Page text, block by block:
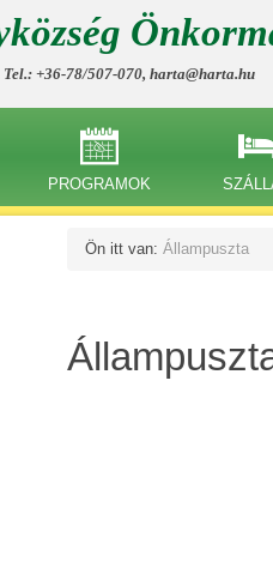
+36-78/507-070, harta@harta.hu
PROGRAMOK
Ön itt van: Állampuszta